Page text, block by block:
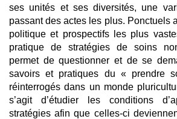
ses unités et ses diversités, une
passant des actes les plus. Ponctuels
politique et prospectifs les plus
pratique de stratégies de soins
permet de questionner et de se
savoirs et pratiques du « prendre
réinterrogés dans un monde
s’agit d’étudier les conditions
stratégies afin que celles-ci